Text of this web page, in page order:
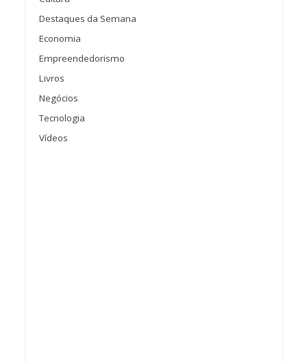
Destaques da Semana
Economia
Empreendedorismo
Livros
Negócios
Tecnologia
Vídeos